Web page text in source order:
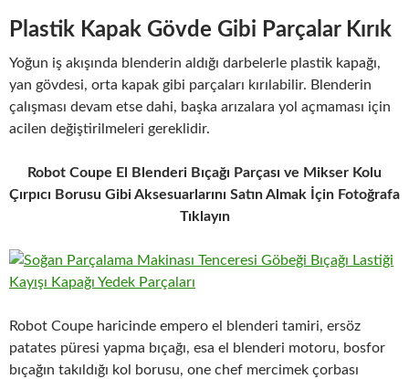
Plastik Kapak Gövde Gibi Parçalar Kırık
Yoğun iş akışında blenderin aldığı darbelerle plastik kapağı,
yan gövdesi, orta kapak gibi parçaları kırılabilir. Blenderin
çalışması devam etse dahi, başka arızalara yol açmaması için
acilen değiştirilmeleri gereklidir.
Robot Coupe El Blenderi Bıçağı Parçası ve Mikser Kolu
Çırpıcı Borusu Gibi Aksesuarlarını Satın Almak İçin Fotoğrafa
Tıklayın
Robot Coupe haricinde empero el blenderi tamiri, ersöz
patates püresi yapma bıçağı, esa el blenderi motoru, bosfor
bıçağın takıldığı kol borusu, one chef mercimek çorbası